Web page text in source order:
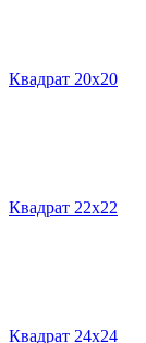
Квадрат 20х20
Квадрат 22х22
Квадрат 24х24